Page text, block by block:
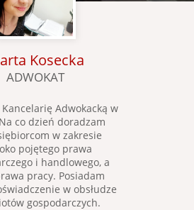
Kosecka
ADWOKAT
Adwokacką w
co dzień doradzam
w zakresie
pojętego prawa
i handlowego, a
pracy. Posiadam
w obsłudze
gospodarczych.